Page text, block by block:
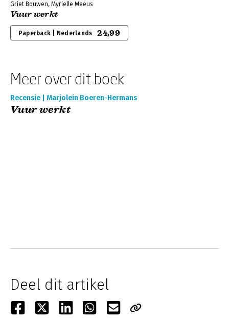
Griet Bouwen, Myrielle Meeus
Vuur werkt
Paperback | Nederlands 24,99
Meer over dit boek
Recensie | Marjolein Boeren-Hermans
Vuur werkt
Deel dit artikel